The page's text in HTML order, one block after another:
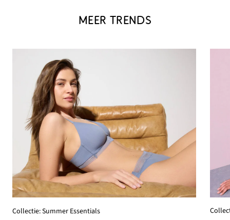
MEER TRENDS
Collectie: Summer Essentials